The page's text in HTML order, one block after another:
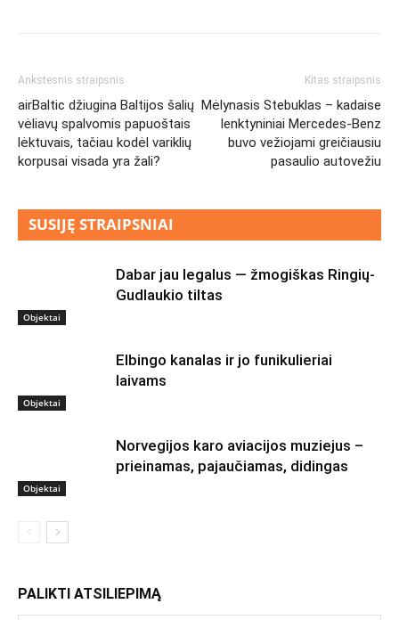
Ankstesnis straipsnis
airBaltic džiugina Baltijos šalių
vėliavų spalvomis papuoštais
lėktuvais, tačiau kodėl variklių
korpusai visada yra žali?
Kitas straipsnis
Mėlynasis Stebuklas – kadaise
lenktyniniai Mercedes-Benz
buvo vežiojami greičiausiu
pasaulio autovežiu
SUSIJĘ STRAIPSNIAI
Objektai
Dabar jau legalus — žmogiškas Ringių-
Gudlaukio tiltas
Objektai
Elbingo kanalas ir jo funikulieriai
laivams
Objektai
Norvegijos karo aviacijos muziejus –
prieinamas, pajaučiamas, didingas
PALIKTI ATSILIEPIMĄ